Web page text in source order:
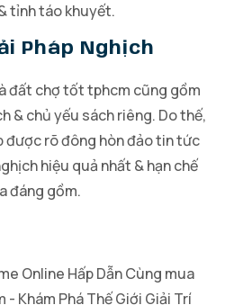
tỉnh táo khuyết.
Pháp Nghịch
đất chợ tốt tphcm cũng gồm
& chủ yếu sách riêng. Do thế,
được rõ đông hòn đảo tin tức
hiệu quả nhất & hạn chế
đáng gồm.